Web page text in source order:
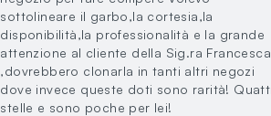
sottolineare il garbo,la cortesia,la
disponibilità,la professionalità e la grande
attenzione al cliente della Sig.ra Francesca
,dovrebbero clonarla in tanti altri negozi
dove invece queste doti sono rarità!
stelle e sono poche per lei!